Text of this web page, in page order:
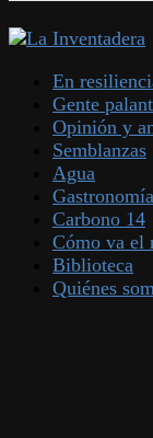
En
Gente
Opinión y
Semblanzas
Agua
Carbono 14
Cómo va el
Biblioteca
Quiénes